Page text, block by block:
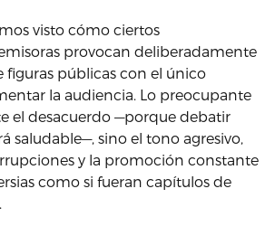
visto cómo ciertos
provocan deliberadamente
figuras públicas con el único
la audiencia. Lo preocupante
el desacuerdo —porque debatir
saludable—, sino el tono agresivo,
y la promoción constante
como si fueran capítulos de